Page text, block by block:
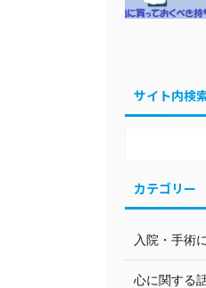
サイト内検
カテゴリー
入院・手術
心に関する